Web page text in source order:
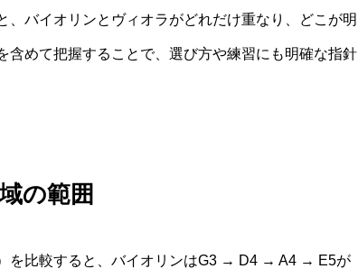
バイオリンとヴィオラがどれだけ重なり、どこが明
めて把握することで、選び方や練習にも明確な指針
の範囲
を比較すると、バイオリンはG3 → D4 → A4 → E5が